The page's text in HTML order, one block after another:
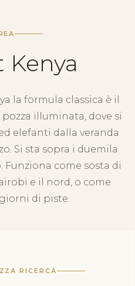
Kenya
la formula classica è il
illuminata, dove si
elefanti dalla veranda
Si sta sopra i duemila
Funziona come sosta di
e il nord, o come
di piste.
RICERCA